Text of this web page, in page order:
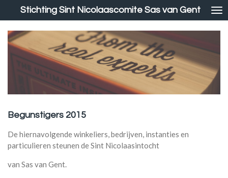
direct
naar
de
hoofdinhoud
Stichting Sint Nicolaascomite Sas van Gent
Begunstigers 2015
De hiernavolgende winkeliers, bedrijven, instanties en
particulieren steunen de Sint Nicolaasintocht
van Sas van Gent.